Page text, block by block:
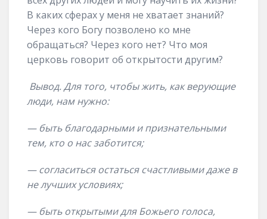
В каких сферах у меня не хватает знаний?
Через кого Богу позволено ко мне
обращаться? Через кого нет? Что моя
церковь говорит об открытости другим?
Вывод. Для того, чтобы жить, как верующие
люди, нам нужно:
— быть благодарными и признательными
тем, кто о нас заботится;
— согласиться остаться счастливыми даже в
не лучших условиях;
— быть открытыми для Божьего голоса,